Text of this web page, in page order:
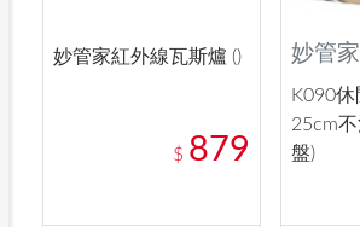
妙管家紅外線瓦斯爐 ()
$ 879
妙管家
K090
25cm
盤)